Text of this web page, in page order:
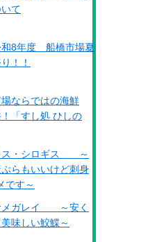
て
和8年度 船橋市場夏
！！
ならではの海鮮
「すし処 ひしの
ス・シロギス ～
ぷらもいいけど刺身
です～
メガレイ ～安く
味しい鮫鰈～